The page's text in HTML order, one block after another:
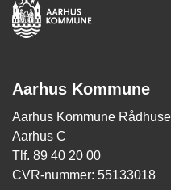
Aarhus Kommune
Aarhus Kommune
Aarhus C
Tlf. 89 40 20 00
CVR-nummer: 55133018